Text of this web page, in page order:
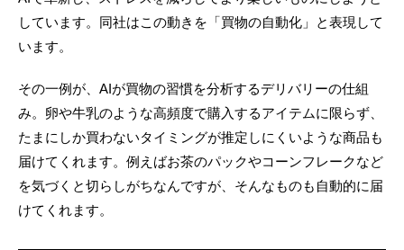
しています。同社はこの動きを「買物の自動化」と表現して
います。
その一例が、AIが買物の習慣を分析するデリバリーの仕組
み。卵や牛乳のような高頻度で購入するアイテムに限らず、
たまにしか買わないタイミングが推定しにくいような商品も
届けてくれます。例えばお茶のパックやコーンフレークなど
を気づくと切らしがちなんですが、そんなものも自動的に届
けてくれます。